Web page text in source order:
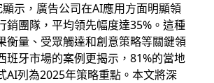
顯示，廣告公司在AI應用方面明顯領
銷團隊，平均領先幅度達35%。這種
衡量、受眾觸達和創意策略等關鍵領
班牙市場的案例更揭示，81%的當地
AI列為2025年策略重點。本文將深